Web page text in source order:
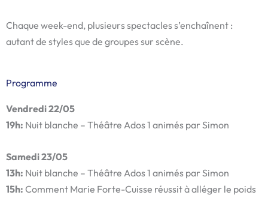
Chaque week-end, plusieurs spectacles s’enchaînent :
autant de styles que de groupes sur scène.
Programme
Vendredi 22/05
19h: Nuit blanche – Théâtre Ados 1 animés par Simon
Samedi 23/05
13h: Nuit blanche – Théâtre Ados 1 animés par Simon
15h: Comment Marie Forte-Cuisse réussit à alléger le poids